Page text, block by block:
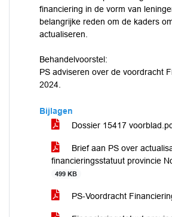
financiering in de vorm van
belangrijke reden om de kaders
actualiseren.
Behandelvoorstel:
PS adviseren over de voordracht
2024.
Bijlagen
Dossier 15417
Brief aan PS over
financieringsstatuut provincie
499 KB
PS-Voordracht